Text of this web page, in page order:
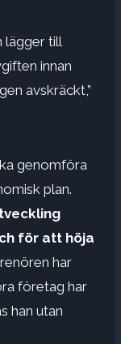
lägger till
innan
avskräckt,”
genomföra
plan.
för att höja
har
företag har
han utan